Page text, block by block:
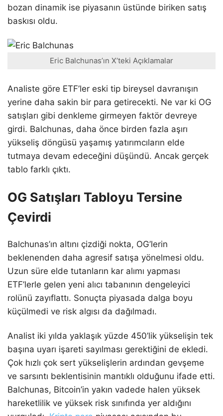
bozan dinamik ise piyasanın üstünde biriken satış
baskısı oldu.
Eric Balchunas’ın X’teki Açıklamalar
Analiste göre ETF’ler eski tip bireysel davranışın
yerine daha sakin bir para getirecekti. Ne var ki OG
satışları gibi denkleme girmeyen faktör devreye
girdi. Balchunas, daha önce birden fazla aşırı
yükseliş döngüsü yaşamış yatırımcıların elde
tutmaya devam edeceğini düşündü. Ancak gerçek
tablo farklı çıktı.
OG Satışları Tabloyu Tersine
Çevirdi
Balchunas’ın altını çizdiği nokta, OG’lerin
beklenenden daha agresif satışa yönelmesi oldu.
Uzun süre elde tutanların kar alımı yapması
ETF’lerle gelen yeni alıcı tabanının dengeleyici
rolünü zayıflattı. Sonuçta piyasada dalga boyu
küçülmedi ve risk algısı da dağılmadı.
Analist iki yılda yaklaşık yüzde 450’lik yükselişin tek
başına uyarı işareti sayılması gerektiğini de ekledi.
Çok hızlı çok sert yükselişlerin ardından gevşeme
ve sarsıntı beklentisinin mantıklı olduğunu ifade etti.
Balchunas, Bitcoin’in yakın vadede halen yüksek
hareketlilik ve yüksek risk sınıfında yer aldığını